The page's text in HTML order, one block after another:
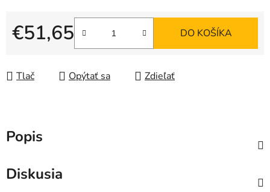
€51,65
Jednotková cena:
DO KOŠÍKA
Tlač Opýtať sa Zdieľať
Popis
Diskusia